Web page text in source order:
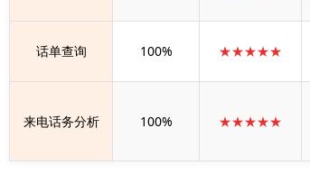
话单查询 100% ★★★★★
来电话务分析 100% ★★★★★